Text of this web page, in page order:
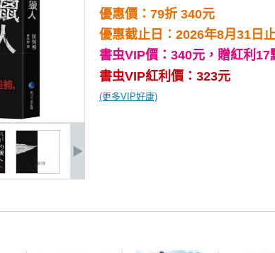
優惠價：79折 340元
優惠截止日：2026年8月31日
書虫VIP價：340元， 贈紅利17
書虫VIP紅利價：323元
(更多VIP好康)